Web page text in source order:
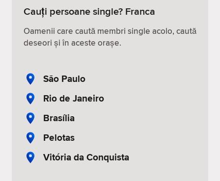
Cauți persoane single? Franca
Oamenii care caută membri single acolo, caută
deseori și în aceste orașe.
São Paulo
Rio de Janeiro
Brasília
Pelotas
Vitória da Conquista